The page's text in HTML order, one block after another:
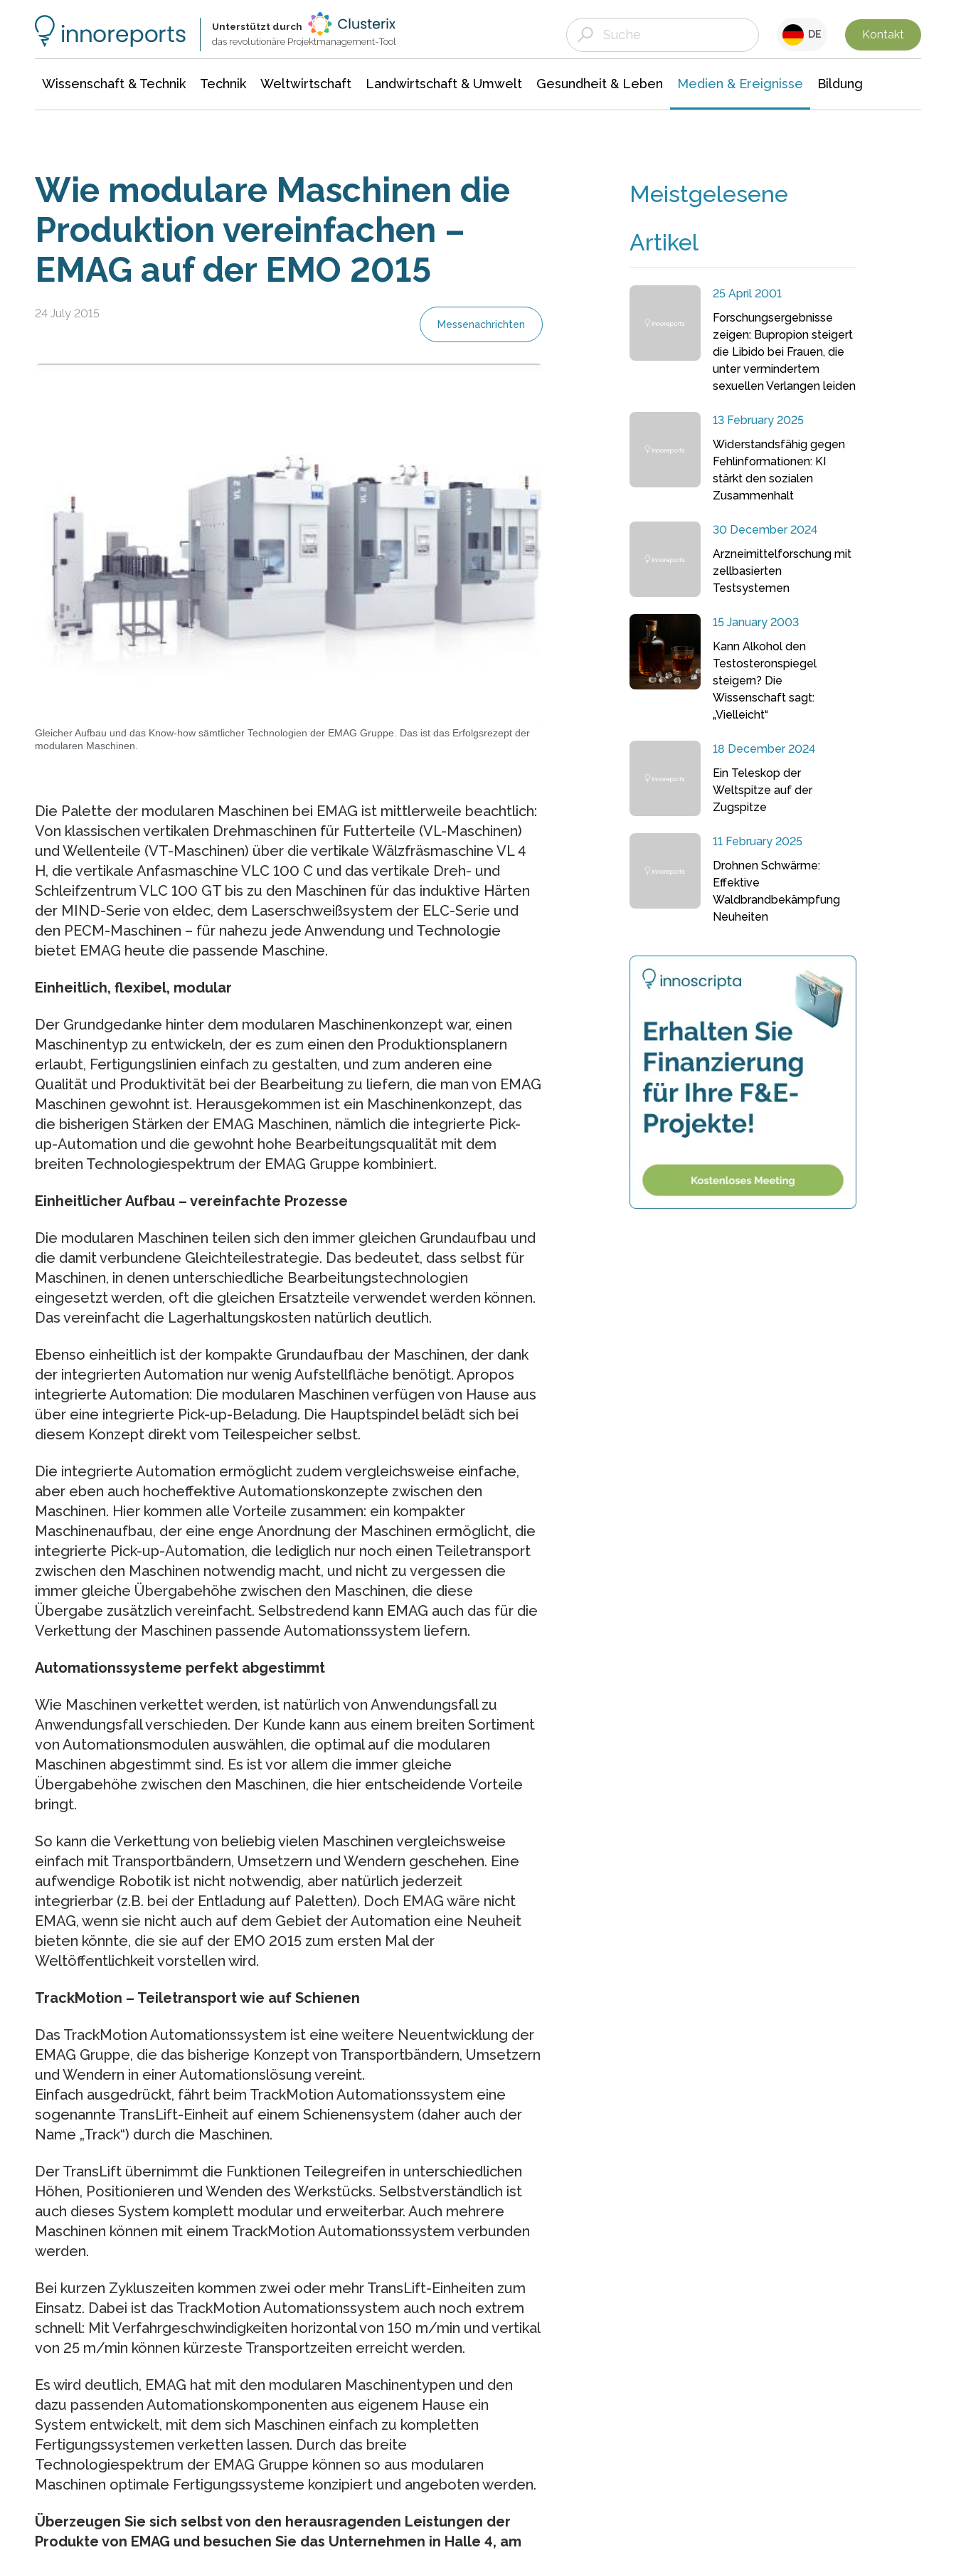
Unterstützt durch
das revolutionäre Projektmanagement-Tool
DE Kontakt
Wissenschaft & Technik Technik Weltwirtschaft Landwirtschaft & Umwelt Gesundheit & Leben Medien & Ereignisse Bildung
Wie modulare Maschinen die
Produktion vereinfachen –
EMAG auf der EMO 2015
24 July 2015
Messenachrichten
Gleicher Aufbau und das Know-how sämtlicher Technologien der EMAG Gruppe. Das ist das Erfolgsrezept der
modularen Maschinen.
Die Palette der modularen Maschinen bei EMAG ist mittlerweile beachtlich:
Von klassischen vertikalen Drehmaschinen für Futterteile (VL-Maschinen)
und Wellenteile (VT-Maschinen) über die vertikale Wälzfräsmaschine VL 4
H, die vertikale Anfasmaschine VLC 100 C und das vertikale Dreh- und
Schleifzentrum VLC 100 GT bis zu den Maschinen für das induktive Härten
der MIND-Serie von eldec, dem Laserschweißsystem der ELC-Serie und
den PECM-Maschinen – für nahezu jede Anwendung und Technologie
bietet EMAG heute die passende Maschine.
Einheitlich, flexibel, modular
Der Grundgedanke hinter dem modularen Maschinenkonzept war, einen
Maschinentyp zu entwickeln, der es zum einen den Produktionsplanern
erlaubt, Fertigungslinien einfach zu gestalten, und zum anderen eine
Qualität und Produktivität bei der Bearbeitung zu liefern, die man von EMAG
Maschinen gewohnt ist. Herausgekommen ist ein Maschinenkonzept, das
die bisherigen Stärken der EMAG Maschinen, nämlich die integrierte Pick-
up-Automation und die gewohnt hohe Bearbeitungsqualität mit dem
breiten Technologiespektrum der EMAG Gruppe kombiniert.
Einheitlicher Aufbau – vereinfachte Prozesse
Die modularen Maschinen teilen sich den immer gleichen Grundaufbau und
die damit verbundene Gleichteilestrategie. Das bedeutet, dass selbst für
Maschinen, in denen unterschiedliche Bearbeitungstechnologien
eingesetzt werden, oft die gleichen Ersatzteile verwendet werden können.
Das vereinfacht die Lagerhaltungskosten natürlich deutlich.
Ebenso einheitlich ist der kompakte Grundaufbau der Maschinen, der dank
der integrierten Automation nur wenig Aufstellfläche benötigt. Apropos
integrierte Automation: Die modularen Maschinen verfügen von Hause aus
über eine integrierte Pick-up-Beladung. Die Hauptspindel belädt sich bei
diesem Konzept direkt vom Teilespeicher selbst.
Die integrierte Automation ermöglicht zudem vergleichsweise einfache,
aber eben auch hocheffektive Automationskonzepte zwischen den
Maschinen. Hier kommen alle Vorteile zusammen: ein kompakter
Maschinenaufbau, der eine enge Anordnung der Maschinen ermöglicht, die
integrierte Pick-up-Automation, die lediglich nur noch einen Teiletransport
zwischen den Maschinen notwendig macht, und nicht zu vergessen die
immer gleiche Übergabehöhe zwischen den Maschinen, die diese
Übergabe zusätzlich vereinfacht. Selbstredend kann EMAG auch das für die
Verkettung der Maschinen passende Automationssystem liefern.
Automationssysteme perfekt abgestimmt
Wie Maschinen verkettet werden, ist natürlich von Anwendungsfall zu
Anwendungsfall verschieden. Der Kunde kann aus einem breiten Sortiment
von Automationsmodulen auswählen, die optimal auf die modularen
Maschinen abgestimmt sind. Es ist vor allem die immer gleiche
Übergabehöhe zwischen den Maschinen, die hier entscheidende Vorteile
bringt.
So kann die Verkettung von beliebig vielen Maschinen vergleichsweise
einfach mit Transportbändern, Umsetzern und Wendern geschehen. Eine
aufwendige Robotik ist nicht notwendig, aber natürlich jederzeit
integrierbar (z.B. bei der Entladung auf Paletten). Doch EMAG wäre nicht
EMAG, wenn sie nicht auch auf dem Gebiet der Automation eine Neuheit
bieten könnte, die sie auf der EMO 2015 zum ersten Mal der
Weltöffentlichkeit vorstellen wird.
TrackMotion – Teiletransport wie auf Schienen
Das TrackMotion Automationssystem ist eine weitere Neuentwicklung der
EMAG Gruppe, die das bisherige Konzept von Transportbändern, Umsetzern
und Wendern in einer Automationslösung vereint.
Einfach ausgedrückt, fährt beim TrackMotion Automationssystem eine
sogenannte TransLift-Einheit auf einem Schienensystem (daher auch der
Name „Track“) durch die Maschinen.
Der TransLift übernimmt die Funktionen Teilegreifen in unterschiedlichen
Höhen, Positionieren und Wenden des Werkstücks. Selbstverständlich ist
auch dieses System komplett modular und erweiterbar. Auch mehrere
Maschinen können mit einem TrackMotion Automationssystem verbunden
werden.
Bei kurzen Zykluszeiten kommen zwei oder mehr TransLift-Einheiten zum
Einsatz. Dabei ist das TrackMotion Automationssystem auch noch extrem
schnell: Mit Verfahrgeschwindigkeiten horizontal von 150 m/min und vertikal
von 25 m/min können kürzeste Transportzeiten erreicht werden.
Es wird deutlich, EMAG hat mit den modularen Maschinentypen und den
dazu passenden Automationskomponenten aus eigenem Hause ein
System entwickelt, mit dem sich Maschinen einfach zu kompletten
Fertigungssystemen verketten lassen. Durch das breite
Technologiespektrum der EMAG Gruppe können so aus modularen
Maschinen optimale Fertigungssysteme konzipiert und angeboten werden.
Überzeugen Sie sich selbst von den herausragenden Leistungen der
Produkte von EMAG und besuchen Sie das Unternehmen in Halle 4, am
Meistgelesene
Artikel
25 April 2001
Forschungsergebnisse
zeigen: Bupropion steigert
die Libido bei Frauen, die
unter vermindertem
sexuellen Verlangen leiden
13 February 2025
Widerstandsfähig gegen
Fehlinformationen: KI
stärkt den sozialen
Zusammenhalt
30 December 2024
Arzneimittelforschung mit
zellbasierten
Testsystemen
15 January 2003
Kann Alkohol den
Testosteronspiegel
steigern? Die
Wissenschaft sagt:
„Vielleicht“
18 December 2024
Ein Teleskop der
Weltspitze auf der
Zugspitze
11 February 2025
Drohnen Schwärme:
Effektive
Waldbrandbekämpfung
Neuheiten